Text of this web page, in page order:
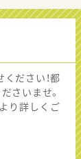
ださい！都
さいませ。
り詳しくご